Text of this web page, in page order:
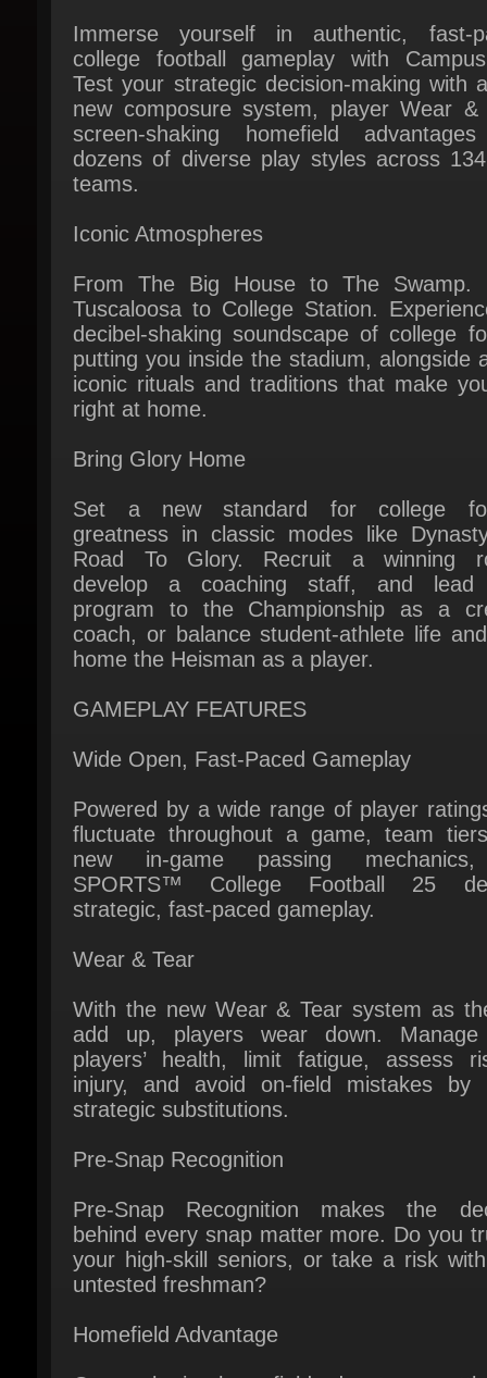
Test your strategic decision-making with
new composure system, player Wear &
screen-shaking homefield advantages
dozens of diverse play styles across 134
teams.
Iconic Atmospheres
From The Big House to The Swamp.
Tuscaloosa to College Station.
decibel-shaking soundscape of college
putting you inside the stadium, alongside
iconic rituals and traditions that make
right at home.
Bring Glory Home
greatness in classic modes like Dynasty
develop a coaching staff, and lead
program to the Championship as a
coach, or balance student-athlete life and
home the Heisman as a player.
GAMEPLAY FEATURES
fluctuate throughout a game, team tiers
SPORTS™ College Football 25
strategic, fast-paced gameplay.
Wear & Tear
add up, players wear down. Manage
injury, and avoid on-field mistakes by
strategic substitutions.
Pre-Snap Recognition
Pre-Snap Recognition makes the
behind every snap matter more. Do you
your high-skill seniors, or take a risk with
untested freshman?
Homefield Advantage
rivals in college football's toughest
play.